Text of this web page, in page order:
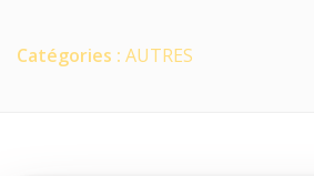
Catégories : AUTRES